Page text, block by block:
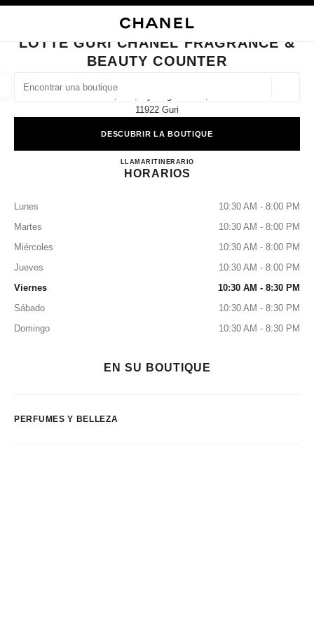
BUSCAR UNA BOUTIQUE
las sugerencias se muestran debajo de esta barra de búsqueda
0 Sugerencias disponibles
CERRAR TARJETA DE BOUTIQUE LOTTE GURI CHANEL FRAGRANCE &
LOTTE GURI CHANEL FRAGRANCE &
BEAUTY COUNTER
1f, 261, Gyeongchun-Ro,
11922 Guri
DESCUBRIR LA BOUTIQUE
LLAMAR+82 31 550 7166
ITINERARIOLotte Guri CHANEL
HORARIOS
Lunes
10:30 AM - 8:00 PM
Martes
10:30 AM - 8:00 PM
Miércoles
10:30 AM - 8:00 PM
Jueves
10:30 AM - 8:00 PM
Viernes
10:30 AM - 8:30 PM
Sábado
10:30 AM - 8:30 PM
Domingo
10:30 AM - 8:30 PM
EN SU BOUTIQUE
PERFUMES Y BELLEZA
filtros
resultado de los filtros por: